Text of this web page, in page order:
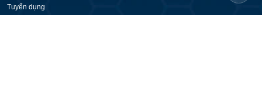
Tuyển dụng